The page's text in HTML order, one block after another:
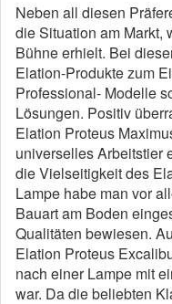
Neben all diesen
die Situation am Markt,
Bühne erhielt. Bei
Elation-Produkte zum
Professional- Modelle
Lösungen. Positiv
Elation Proteus
universelles Arbeitstier
die Vielseitigkeit des
Lampe habe man vor
Bauart am Boden
Qualitäten bewiesen.
Elation Proteus
nach einer Lampe mit
war. Da die beliebten